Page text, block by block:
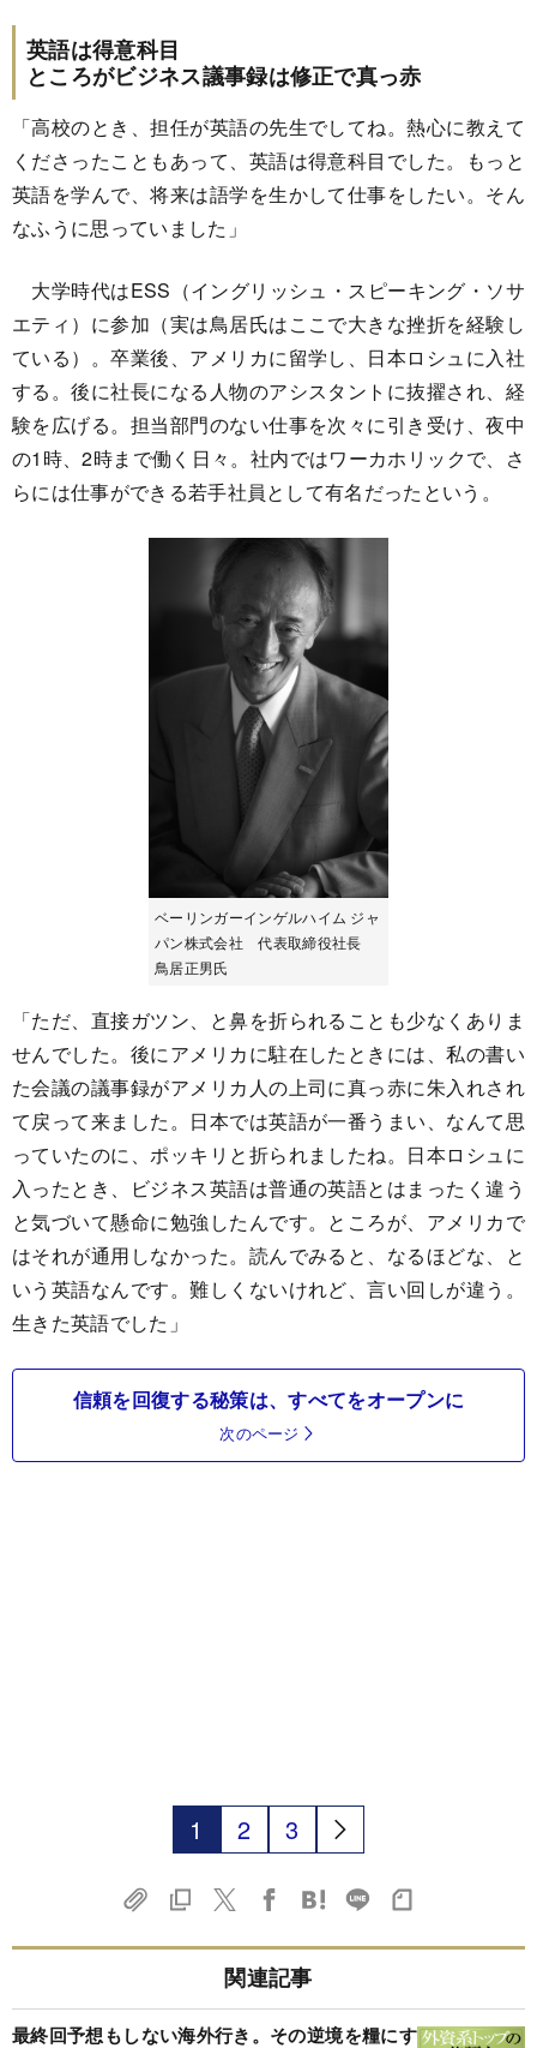
英語は得意科目
ところがビジネス議事録は修正で真っ赤
「高校のとき、担任が英語の先生でしてね。熱心に教えて
くださったこともあって、英語は得意科目でした。もっと
英語を学んで、将来は語学を生かして仕事をしたい。そん
なふうに思っていました」
大学時代はESS（イングリッシュ・スピーキング・ソサ
エティ）に参加（実は鳥居氏はここで大きな挫折を経験し
ている）。卒業後、アメリカに留学し、日本ロシュに入社
する。後に社長になる人物のアシスタントに抜擢され、経
験を広げる。担当部門のない仕事を次々に引き受け、夜中
の1時、2時まで働く日々。社内ではワーカホリックで、さ
らには仕事ができる若手社員として有名だったという。
ベーリンガーインゲルハイム ジャ
パン株式会社 代表取締役社長
鳥居正男氏
「ただ、直接ガツン、と鼻を折られることも少なくありま
せんでした。後にアメリカに駐在したときには、私の書い
た会議の議事録がアメリカ人の上司に真っ赤に朱入れされ
て戻って来ました。日本では英語が一番うまい、なんて思
っていたのに、ポッキリと折られましたね。日本ロシュに
入ったとき、ビジネス英語は普通の英語とはまったく違う
と気づいて懸命に勉強したんです。ところが、アメリカで
はそれが通用しなかった。読んでみると、なるほどな、と
いう英語なんです。難しくないけれど、言い回しが違う。
生きた英語でした」
信頼を回復する秘策は、すべてをオープンに
次のページ
1 2 3
関連記事
最終回予想もしない海外行き。その逆境を糧にす